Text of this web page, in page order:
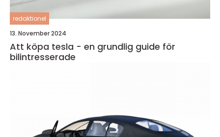
redaktionel
13. November 2024
Att köpa tesla - en grundlig guide för
bilintresserade